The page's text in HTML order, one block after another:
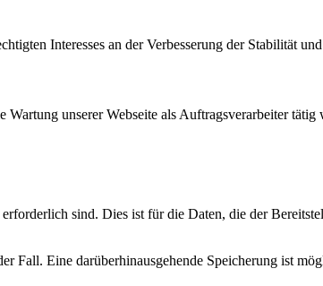
Interesses an der Verbesserung der Stabilität
unserer Webseite als Auftragsverarbeiter tätig
sind. Dies ist für die Daten, die der
Fall. Eine darüberhinausgehende Speicherung ist